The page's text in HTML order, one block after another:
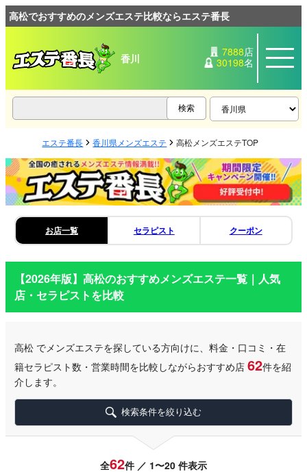
高松でおすすめのメンズエステ比較ならエステ番長
香川 7888店
30198名
エステ番長 香川県メンズエステ 高松メンズエステTOP
お店一覧 セラピスト クーポン
【2026年版】高松のおすすめメンズエステ一覧｜人気
店・セラピストを比較
高松 でメンズエステを探している方向けに、料金・口コミ・在
籍セラピスト数・営業時間を比較しながらおすすめ店62件を紹
介します。
検索条件を絞り込む
全62件 ／ 1〜20 件表示